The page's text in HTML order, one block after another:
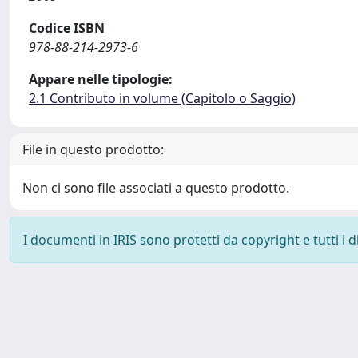
Codice ISBN
978-88-214-2973-6
Appare nelle tipologie:
2.1 Contributo in volume (Capitolo o Saggio)
File in questo prodotto:
Non ci sono file associati a questo prodotto.
I documenti in IRIS sono protetti da copyright e tutti i